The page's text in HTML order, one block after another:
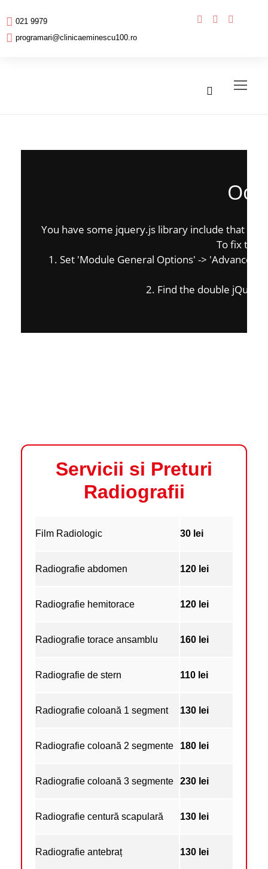
021 9979
programari@clinicaeminescu100.ro
You have some jquery.js library include that
To fix this,
1. Set 'Module General Options' -> 'Advanced'
2. Find the double
Servicii si Preturi
Radiografii
Film Radiologic 30 lei
Radiografie abdomen 120 lei
Radiografie hemitorace 120 lei
Radiografie torace ansamblu 160 lei
Radiografie de stern 110 lei
Radiografie coloană 1 segment 130 lei
Radiografie coloană 2 segmente 180 lei
Radiografie coloană 3 segmente 230 lei
Radiografie centură scapulară 130 lei
Radiografie antebraț 130 lei